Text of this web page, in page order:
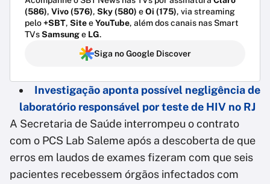
(586), Vivo (576), Sky (580) eOi (175), via streaming
pelo+SBT, SiteeYouTube, além dos canais nas Smart
TVsSamsunge LG.
Siga no Google Discover
Investigação aponta possível negligência de
laboratório responsável por teste de HIV no RJ
A Secretaria de Saúde interrompeu o contrato
com o PCS Lab Saleme após a descoberta de que
erros em laudos de exames fizeram com que seis
pacientes recebessem órgãos infectados com